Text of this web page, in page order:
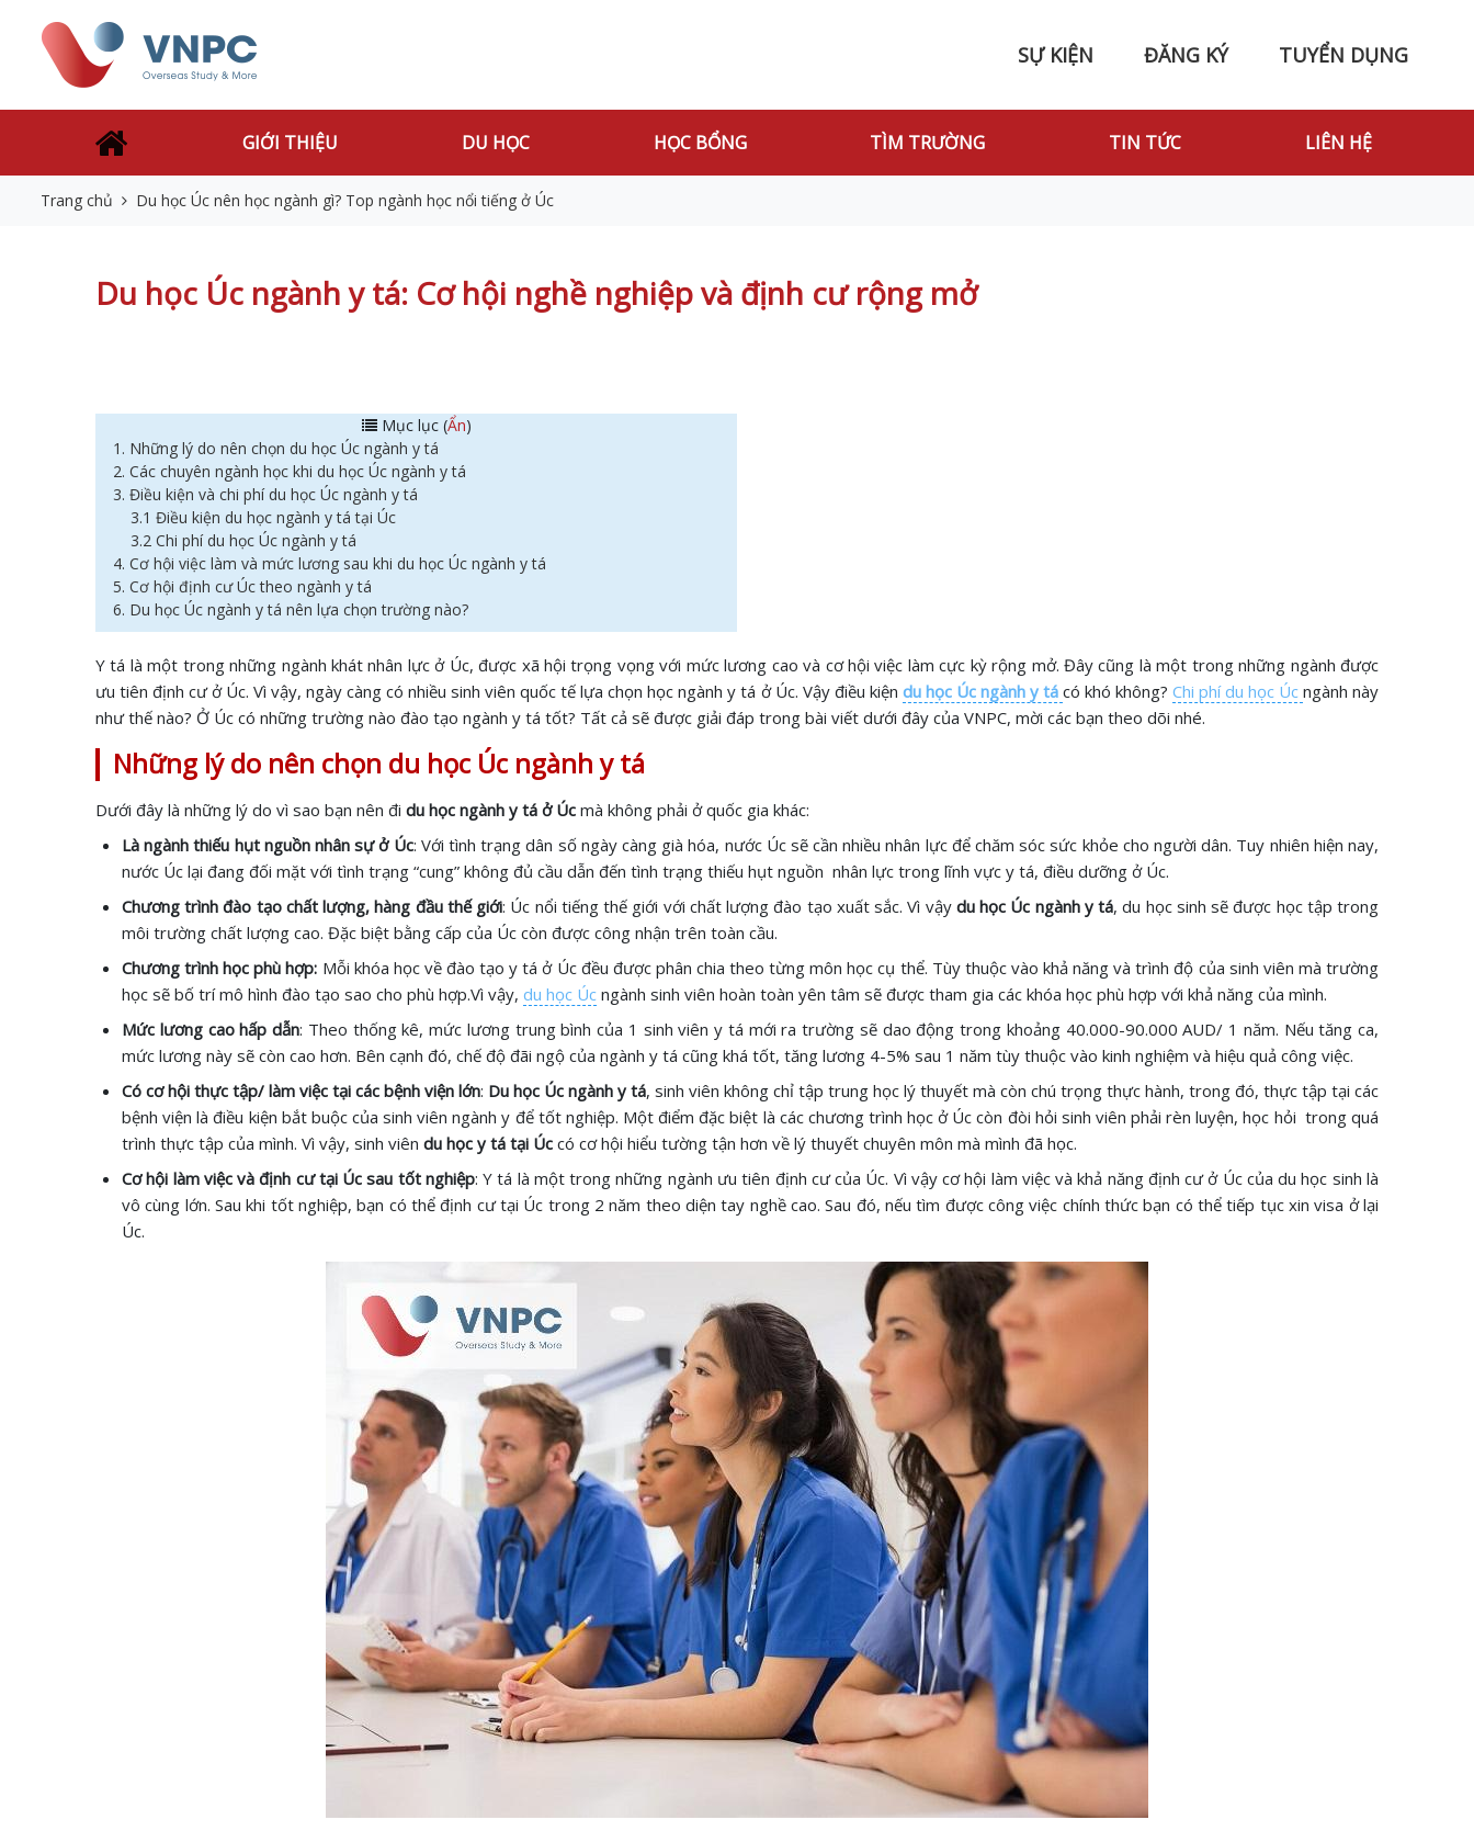
SỰ KIỆN ĐĂNG KÝ TUYỂN DỤNG
GIỚI THIỆU DU HỌC HỌC BỔNG TÌM TRƯỜNG TIN TỨC LIÊN HỆ
Trang chủ Du học Úc nên học ngành gì? Top ngành học nổi tiếng ở Úc
Du học Úc ngành y tá: Cơ hội nghề nghiệp và định cư rộng mở
Mục lục (Ẩn)
1. Những lý do nên chọn du học Úc ngành y tá
2. Các chuyên ngành học khi du học Úc ngành y tá
3. Điều kiện và chi phí du học Úc ngành y tá
3.1 Điều kiện du học ngành y tá tại Úc
3.2 Chi phí du học Úc ngành y tá
4. Cơ hội việc làm và mức lương sau khi du học Úc ngành y tá
5. Cơ hội định cư Úc theo ngành y tá
6. Du học Úc ngành y tá nên lựa chọn trường nào?
Y tá là một trong những ngành khát nhân lực ở Úc, được xã hội trọng vọng với mức lương cao và cơ hội việc làm cực kỳ rộng mở. Đây cũng là một trong những ngành được
ưu tiên định cư ở Úc. Vì vậy, ngày càng có nhiều sinh viên quốc tế lựa chọn học ngành y tá ở Úc. Vậy điều kiện du học Úc ngành y tá có khó không? Chi phí du học Úcngành này
như thế nào? Ở Úc có những trường nào đào tạo ngành y tá tốt? Tất cả sẽ được giải đáp trong bài viết dưới đây của VNPC, mời các bạn theo dõi nhé.
Những lý do nên chọn du học Úc ngành y tá
Dưới đây là những lý do vì sao bạn nên đi du học ngành y tá ở Úc mà không phải ở quốc gia khác:
Là ngành thiếu hụt nguồn nhân sự ở Úc: Với tình trạng dân số ngày càng già hóa, nước Úc sẽ cần nhiều nhân lực để chăm sóc sức khỏe cho người dân. Tuy nhiên hiện nay,
nước Úc lại đang đối mặt với tình trạng “cung” không đủ cầu dẫn đến tình trạng thiếu hụt nguồn nhân lực trong lĩnh vực y tá, điều dưỡng ở Úc.
Chương trình đào tạo chất lượng, hàng đầu thế giới: Úc nổi tiếng thế giới với chất lượng đào tạo xuất sắc. Vì vậy du học Úc ngành y tá, du học sinh sẽ được học tập trong
môi trường chất lượng cao. Đặc biệt bằng cấp của Úc còn được công nhận trên toàn cầu.
Chương trình học phù hợp: Mỗi khóa học về đào tạo y tá ở Úc đều được phân chia theo từng môn học cụ thể. Tùy thuộc vào khả năng và trình độ của sinh viên mà trường
học sẽ bố trí mô hình đào tạo sao cho phù hợp.Vì vậy, du học Úc ngành sinh viên hoàn toàn yên tâm sẽ được tham gia các khóa học phù hợp với khả năng của mình.
Mức lương cao hấp dẫn: Theo thống kê, mức lương trung bình của 1 sinh viên y tá mới ra trường sẽ dao động trong khoảng 40.000-90.000 AUD/ 1 năm. Nếu tăng ca,
mức lương này sẽ còn cao hơn. Bên cạnh đó, chế độ đãi ngộ của ngành y tá cũng khá tốt, tăng lương 4-5% sau 1 năm tùy thuộc vào kinh nghiệm và hiệu quả công việc.
Có cơ hội thực tập/ làm việc tại các bệnh viện lớn: Du học Úc ngành y tá, sinh viên không chỉ tập trung học lý thuyết mà còn chú trọng thực hành, trong đó, thực tập tại các
bệnh viện là điều kiện bắt buộc của sinh viên ngành y để tốt nghiệp. Một điểm đặc biệt là các chương trình học ở Úc còn đòi hỏi sinh viên phải rèn luyện, học hỏi trong quá
trình thực tập của mình. Vì vậy, sinh viên du học y tá tại Úc có cơ hội hiểu tường tận hơn về lý thuyết chuyên môn mà mình đã học.
Cơ hội làm việc và định cư tại Úc sau tốt nghiệp: Y tá là một trong những ngành ưu tiên định cư của Úc. Vì vậy cơ hội làm việc và khả năng định cư ở Úc của du học sinh là
vô cùng lớn. Sau khi tốt nghiệp, bạn có thể định cư tại Úc trong 2 năm theo diện tay nghề cao. Sau đó, nếu tìm được công việc chính thức bạn có thể tiếp tục xin visa ở lại
Úc.